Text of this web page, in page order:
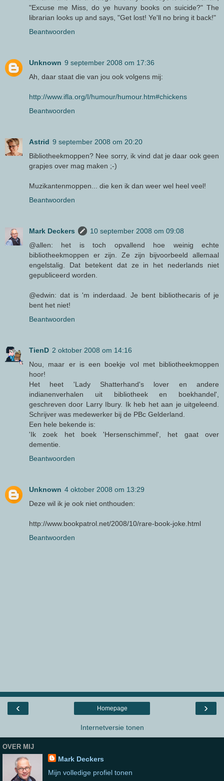
"Excuse me Miss, do ye huvany books on suicide?" The
librarian looks up and says, "Get lost! Ye'll no bring it back!"
Beantwoorden
Unknown 9 september 2008 om 17:36
Ah, daar staat die van jou ook volgens mij:
http://www.ifla.org/I/humour/humour.htm#chickens
Beantwoorden
Astrid 9 september 2008 om 20:20
Bibliotheekmoppen? Nee sorry, ik vind dat je daar ook geen
grapjes over mag maken ;-)
Muzikantenmoppen... die ken ik dan weer wel heel veel!
Beantwoorden
Mark Deckers
10 september 2008 om 09:08
@allen: het is toch opvallend hoe weinig echte
bibliotheekmoppen er zijn. Ze zijn bijvoorbeeld allemaal
engelstalig. Dat betekent dat ze in het nederlands niet
gepubliceerd worden.
@edwin: dat is 'm inderdaad. Je bent bibliothecaris of je
bent het niet!
Beantwoorden
TienD 2 oktober 2008 om 14:16
Nou, maar er is een boekje vol met bibliotheekmoppen
hoor!
Het heet 'Lady Shatterhand's lover en andere
indianenverhalen uit bibliotheek en boekhandel',
geschreven door Larry Ibury. Ik heb het aan je uitgeleend.
Schrijver was medewerker bij de PBc Gelderland.
Een hele bekende is:
'Ik zoek het boek 'Hersenschimmel', het gaat over
dementie.
Beantwoorden
Unknown 4 oktober 2008 om 13:29
Deze wil ik je ook niet onthouden:
http://www.bookpatrol.net/2008/10/rare-book-joke.html
Beantwoorden
‹ ›
Homepage
Internetversie tonen
OVER MIJ
Mark Deckers
Mijn volledige profiel tonen